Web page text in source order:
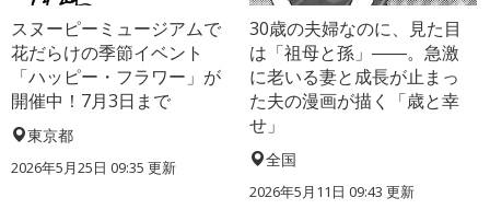
スヌーピーミュージアムで
花だらけの季節イベント
「ハッピー・フラワー」が
開催中！7月3日まで
東京都
2026年5月25日 09:35 更新
30歳の夫婦なのに、見た目
は「祖母と孫」――。急激
に老いる妻と成長が止まっ
た夫の漫画が描く「歳と幸
せ」
全国
2026年5月11日 09:43 更新